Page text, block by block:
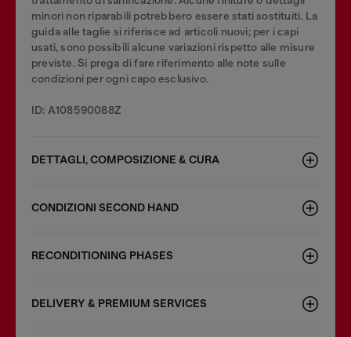
minori non riparabili potrebbero essere stati sostituiti. La
guida alle taglie si riferisce ad articoli nuovi; per i capi
usati, sono possibili alcune variazioni rispetto alle misure
previste. Si prega di fare riferimento alle note sulle
condizioni per ogni capo esclusivo.
ID: A108590088Z
DETTAGLI, COMPOSIZIONE & CURA
CONDIZIONI SECOND HAND
RECONDITIONING PHASES
DELIVERY & PREMIUM SERVICES